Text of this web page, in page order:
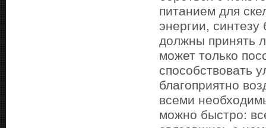
питанием для
энергии,
должны принять
может только
способствовать
благоприятно
всеми
можно быстро: